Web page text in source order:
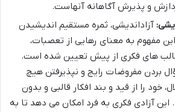
و پذیرش آگاهانه آنهاست.
آزاداندیشی، ثمره مستقیم اندیشیدن
مفهوم به معنای رهایی از تعصبات،
های فکری از پیش تعیین شده است.
بردن مفروضات رایج و نپذیرفتن هیچ
خود را از قید و بند افکار قالبی و بدون
این آزادی فکری به فرد امکان می دهد تا به